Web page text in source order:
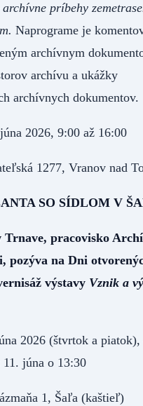
príbehy
Naprograme je
archívnym
archívu a ukážky
archívnych dokumentov.
2026, 9:00 až 16:00
1277, Vranov nad
SO SÍDLOM V
Trnave, pracovisko
pozýva na Dni
výstavy Vznik a
2026 (štvrtok a
júna o 13:30
1, Šaľa (kaštieľ)